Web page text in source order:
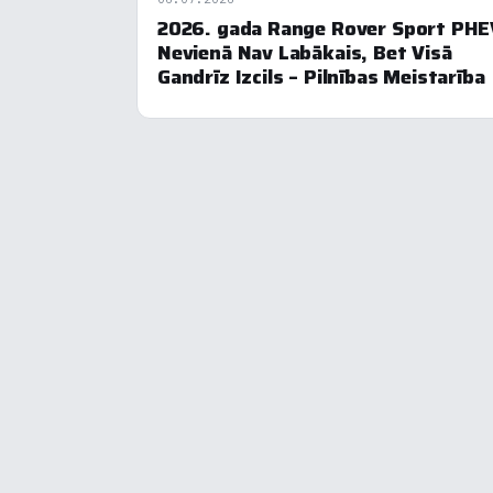
2026. gada Range Rover Sport
Nevienā Nav Labākais, Bet Visā
Gandrīz Izcils – Pilnības Meistarība